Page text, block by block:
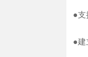
●支
●建